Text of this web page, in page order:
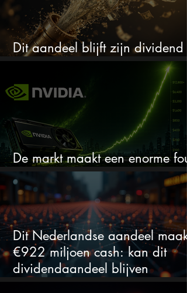
Dit aandeel blijft zijn dividend
verhogen, wat er ook gebeurt
De markt maakt een enorme fout
Dit Nederlandse aandeel maakt
€922 miljoen cash: kan dit
dividendaandeel blijven
verhogen?